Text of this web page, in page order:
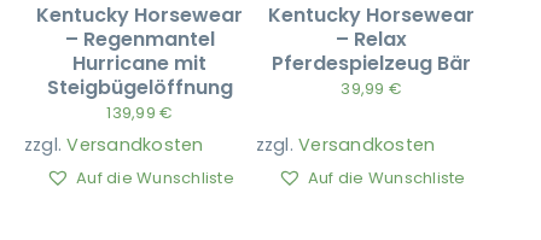
Kentucky Horsewear
– Regenmantel
Hurricane mit
Steigbügelöffnung
139,99€
zzgl.Versandkosten
Auf die Wunschliste
Kentucky Horsewear
– Relax
Pferdespielzeug Bär
39,99 €
zzgl.Versandkosten
Auf die Wunschliste